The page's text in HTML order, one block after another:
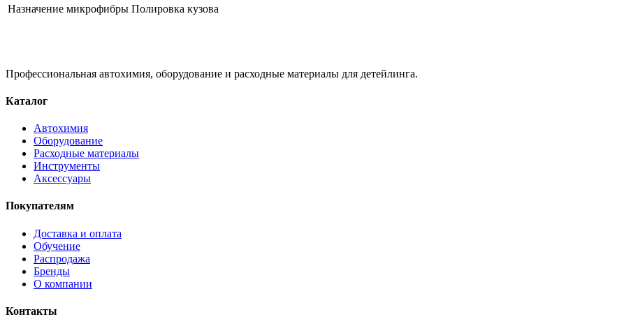
Назначение микрофибры Полировка кузова
Профессиональная автохимия, оборудование и расходные материалы для детейлинга.
Каталог
Автохимия
Оборудование
Расходные материалы
Инструменты
Аксессуары
Покупателям
Доставка и оплата
Обучение
Распродажа
Бренды
О компании
Контакты